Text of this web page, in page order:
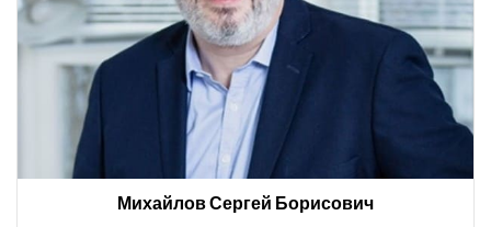
Михайлов Сергей Борисович